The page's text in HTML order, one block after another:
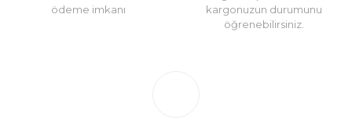
ödeme imkanı
kargonuzun durumunu
öğrenebilirsiniz.